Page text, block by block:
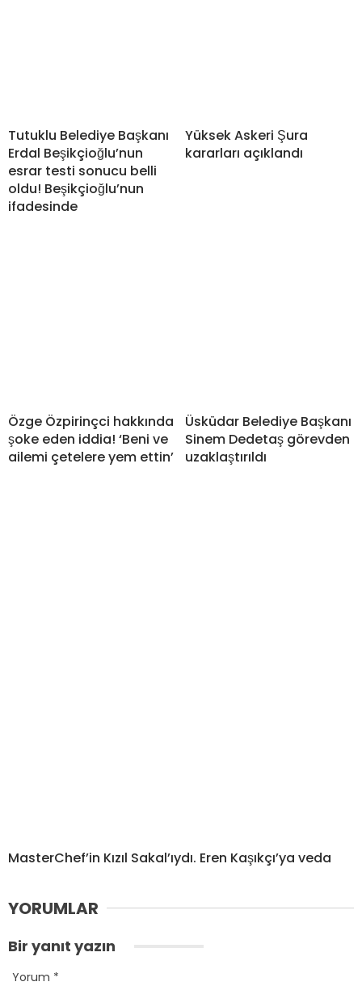
Tutuklu Belediye Başkanı
Erdal Beşikçioğlu’nun
esrar testi sonucu belli
oldu! Beşikçioğlu’nun
ifadesinde
Yüksek Askeri Şura
kararları açıklandı
Özge Özpirinçci hakkında
şoke eden iddia! ‘Beni ve
ailemi çetelere yem ettin’
Üsküdar Belediye Başkanı
Sinem Dedetaş görevden
uzaklaştırıldı
MasterChef’in Kızıl Sakal’ıydı. Eren Kaşıkçı’ya veda
YORUMLAR
Bir yanıt yazın
Yorum *